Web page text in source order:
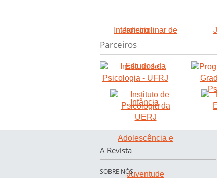
Parceiros
A Revista
SOBRE NÓS